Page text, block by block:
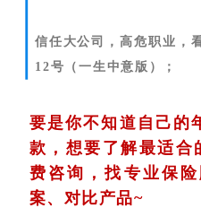
信任大公司，高危职业，
12号（一生中意版）；
要是你不知道自己的
款，想要了解最适合
费咨询，找专业保
案、对比产品~